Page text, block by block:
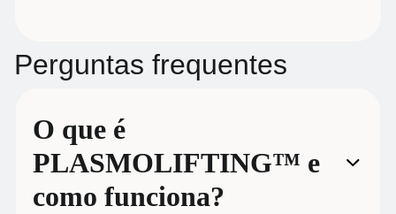
Perguntas frequentes
O que é
PLASMOLIFTING™ e
como funciona?